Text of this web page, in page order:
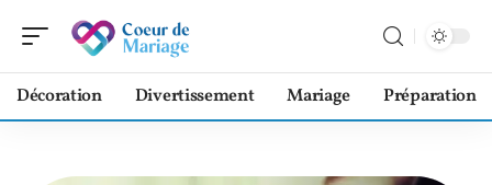
Décoration Divertissement Mariage Préparation